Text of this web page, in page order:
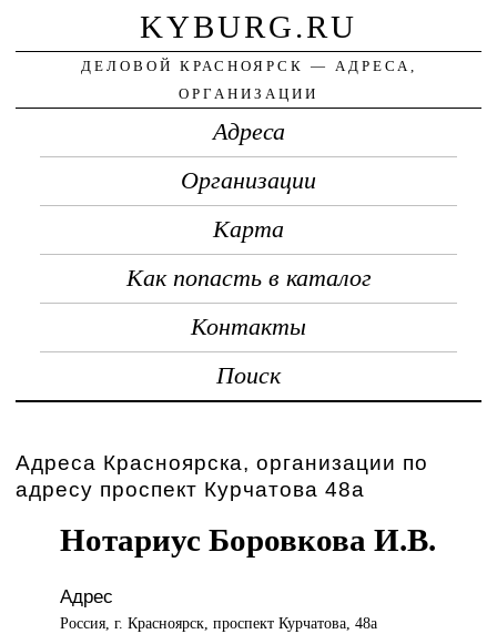
KYBURG.RU
ДЕЛОВОЙ КРАСНОЯРСК — АДРЕСА,
ОРГАНИЗАЦИИ
Адреса
Организации
Карта
Как попасть в каталог
Контакты
Поиск
Адреса Красноярска, организации по
адресу проспект Курчатова 48а
Нотариус Боровкова И.В.
Адрес
Россия, г. Красноярск, проспект Курчатова, 48а